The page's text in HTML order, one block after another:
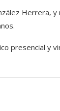
Herrera,
presencial y